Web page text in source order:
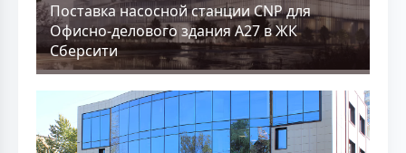
Поставка насосной станции CNP для
Офисно-делового здания А27 в ЖК
Сберсити